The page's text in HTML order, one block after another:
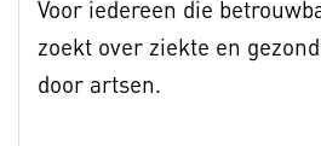
Voor iedereen die
zoekt over ziekte en
door artsen.